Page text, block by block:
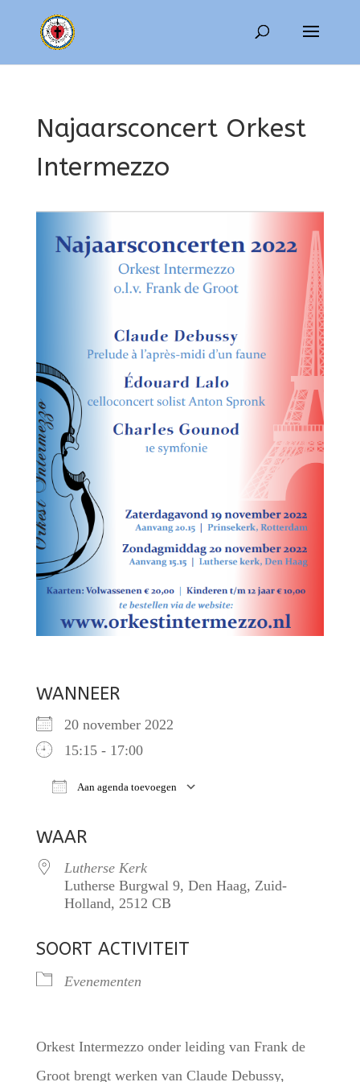
Najaarsconcert Orkest
Intermezzo
WANNEER
20 november 2022
15:15 - 17:00
Aan agenda toevoegen
WAAR
Lutherse Kerk
Lutherse Burgwal 9, Den Haag, Zuid-
Holland, 2512 CB
SOORT ACTIVITEIT
Evenementen
Orkest Intermezzo onder leiding van Frank de
Groot brengt werken van Claude Debussy,